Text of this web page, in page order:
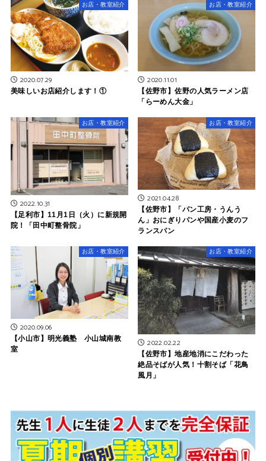
お店・教室紹介
2020.07.29
美味しいお店紹介します！①
お店・教室紹介
2020.11.01
【佐野市】佐野の人気ラーメン店
「らーめん大金」
お店・教室紹介
2022.10.31
【足利市】11月1日（火）に新規開
院！「田中町整骨院」
お店・教室紹介
2021.04.28
【佐野市】「パン工房・うんう
ん」おにぎりパンや国産小麦のフ
ランスパン
お店・教室紹介
2020.09.06
【小山市】明光義塾 小山城南教
室
お店・教室紹介
2022.02.22
【佐野市】地産地消にこだわった
絶品そばが人気！十割そば「花鳥
風月」